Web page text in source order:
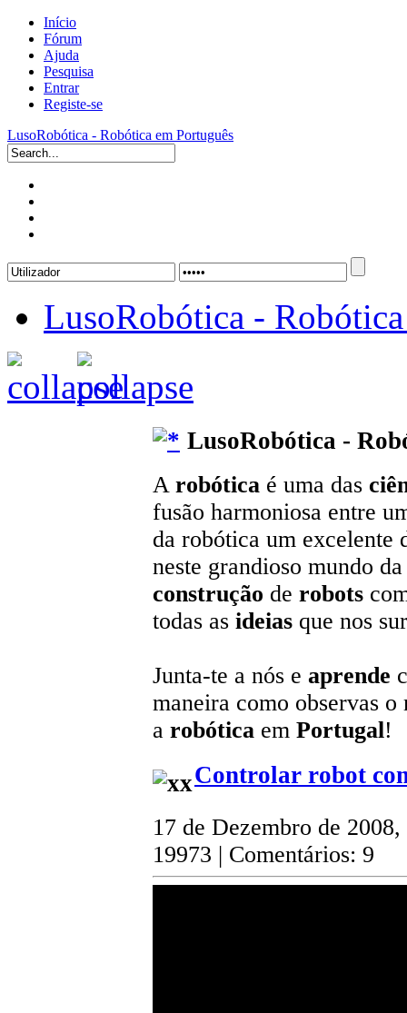
Início
Fórum
Ajuda
Pesquisa
Entrar
Registe-se
LusoRobótica - Robótica em Português
LusoRobótica -
LusoRobótica -
A robótica é uma das
fusão harmoniosa entre
da robótica um excelente
neste grandioso mundo
construção de robots
todas as ideias que nos
Junta-te a nós e aprende
maneira como observas
a robótica em Portugal!
Controlar robot
17 de Dezembro de
19973 | Comentários: 9